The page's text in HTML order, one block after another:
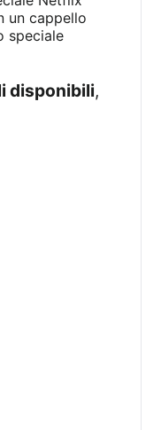
un cappello
speciale
disponibili,